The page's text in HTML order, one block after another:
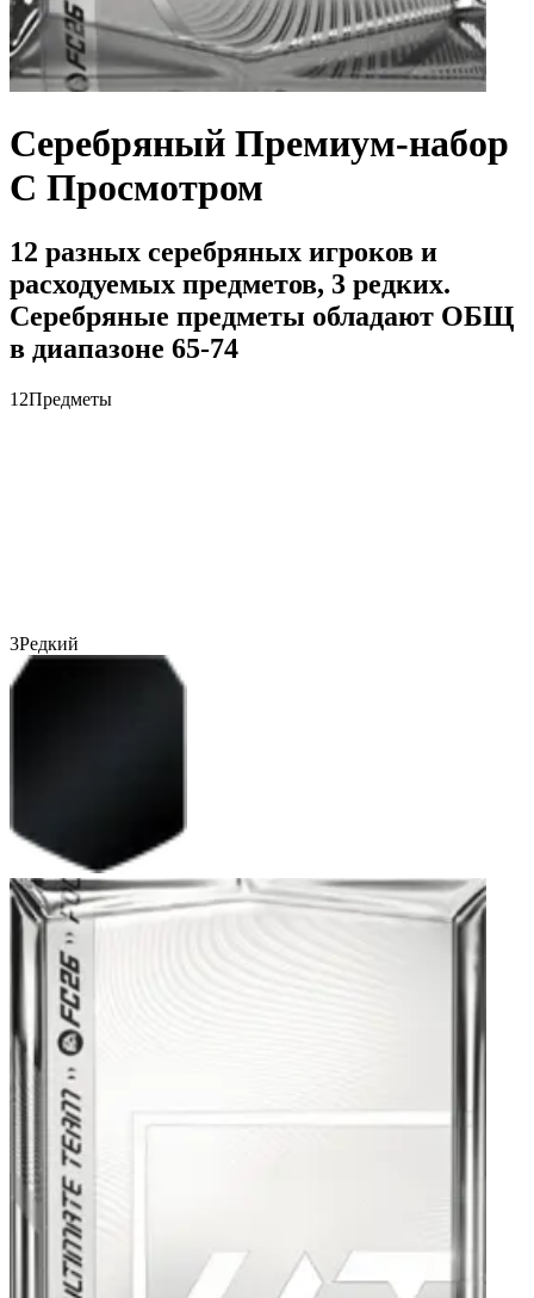
Серебряный Премиум-набор
С Просмотром
12 разных серебряных игроков и
расходуемых предметов, 3 редких.
Серебряные предметы обладают ОБЩ
в диапазоне 65-74
12Предметы
3Редкий